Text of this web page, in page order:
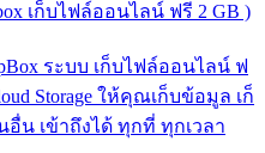
เก็บไฟล์ออนไลน์ ฟรี 2 GB )
ระบบ เก็บไฟล์ออนไลน์ ฟ
Storage ให้คุณเก็บข้อมูล เก็
น เข้าถึงได้ ทุกที่ ทุกเวลา